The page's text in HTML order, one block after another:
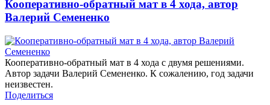
Кооперативно-обратный мат в 4 хода, автор
Валерий Семененко
Кооперативно-обратный мат в 4 хода с двумя решениями.
Автор задачи Валерий Семененко. К сожалению, год задачи
неизвестен.
Поделиться